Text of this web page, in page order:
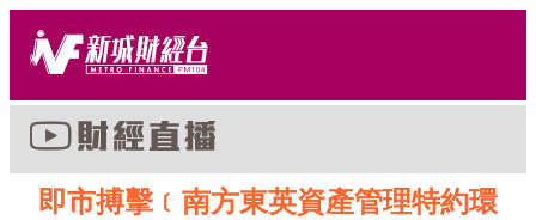
即市搏擊﹝南方東英資產管理特約環